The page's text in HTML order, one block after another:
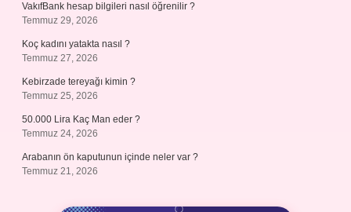
VakıfBank hesap bilgileri nasıl öğrenilir ?
Temmuz 29, 2026
Koç kadını yatakta nasıl ?
Temmuz 27, 2026
Kebirzade tereyağı kimin ?
Temmuz 25, 2026
50.000 Lira Kaç Man eder ?
Temmuz 24, 2026
Arabanın ön kaputunun içinde neler var ?
Temmuz 21, 2026